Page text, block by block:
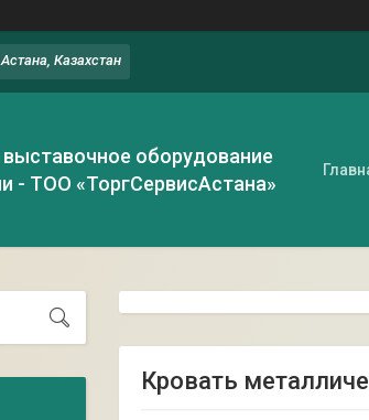
Казахстан
выставочное оборудование
- ТОО «ТоргСервисАстана»
Кровать